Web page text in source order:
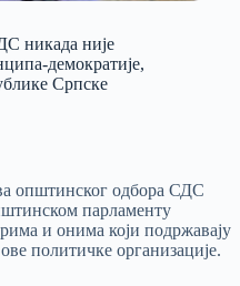
никада није
демократије,
Српске
општинског одбора СДС
парламенту
и онима који подржавају
политичке организације.